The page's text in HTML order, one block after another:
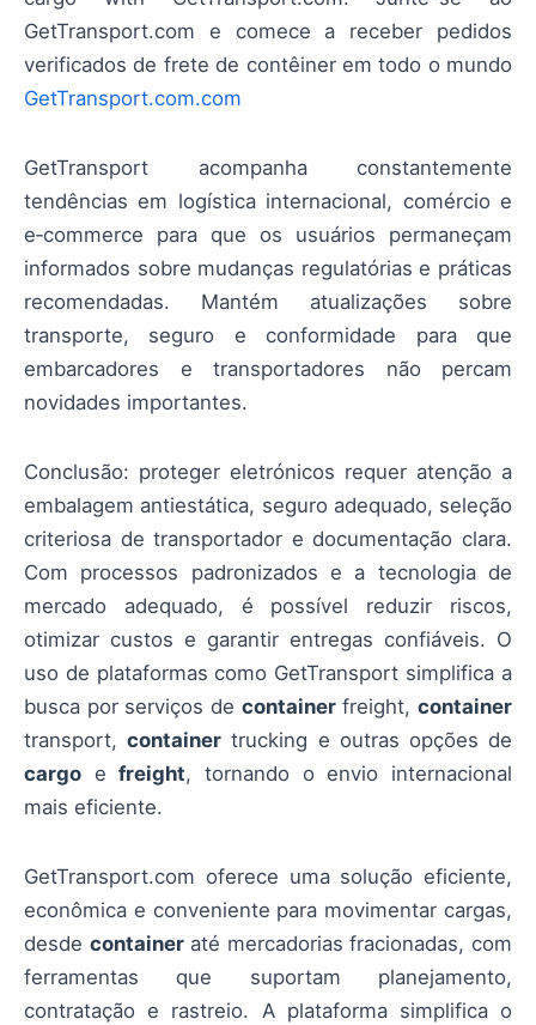
GetTransport.com e comece a receber pedidos
verificados de frete de contêiner em todo o mundo
GetTransport.com.com
GetTransport acompanha constantemente
tendências em logística internacional, comércio e
e‑commerce para que os usuários permaneçam
informados sobre mudanças regulatórias e práticas
recomendadas. Mantém atualizações sobre
transporte, seguro e conformidade para que
embarcadores e transportadores não percam
novidades importantes.
Conclusão: proteger eletrónicos requer atenção a
embalagem antiestática, seguro adequado, seleção
criteriosa de transportador e documentação clara.
Com processos padronizados e a tecnologia de
mercado adequado, é possível reduzir riscos,
otimizar custos e garantir entregas confiáveis. O
uso de plataformas como GetTransport simplifica a
busca por serviços de containerfreight,container
transport,container trucking e outras opções de
cargo efreight, tornando o envio internacional
mais eficiente.
GetTransport.com oferece uma solução eficiente,
econômica e conveniente para movimentar cargas,
desde containeraté mercadorias fracionadas, com
ferramentas que suportam planejamento,
contratação e rastreio. A plataforma simplifica o